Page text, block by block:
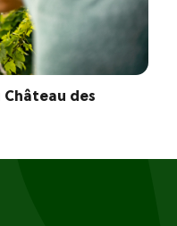
Château des